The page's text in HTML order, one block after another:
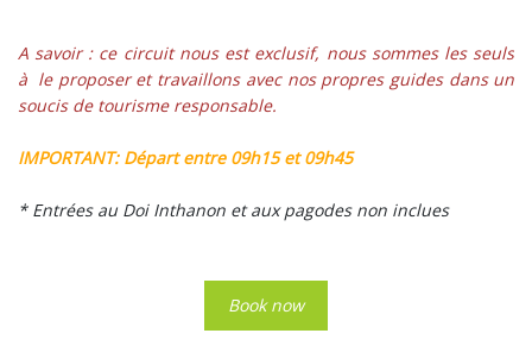
A savoir : ce circuit nous est exclusif, nous sommes les seuls
à le proposer et travaillons avec nos propres guides dans un
soucis de tourisme responsable.
IMPORTANT: Départ entre 09h15 et 09h45
* Entrées au Doi Inthanon et aux pagodes non inclues
Book now